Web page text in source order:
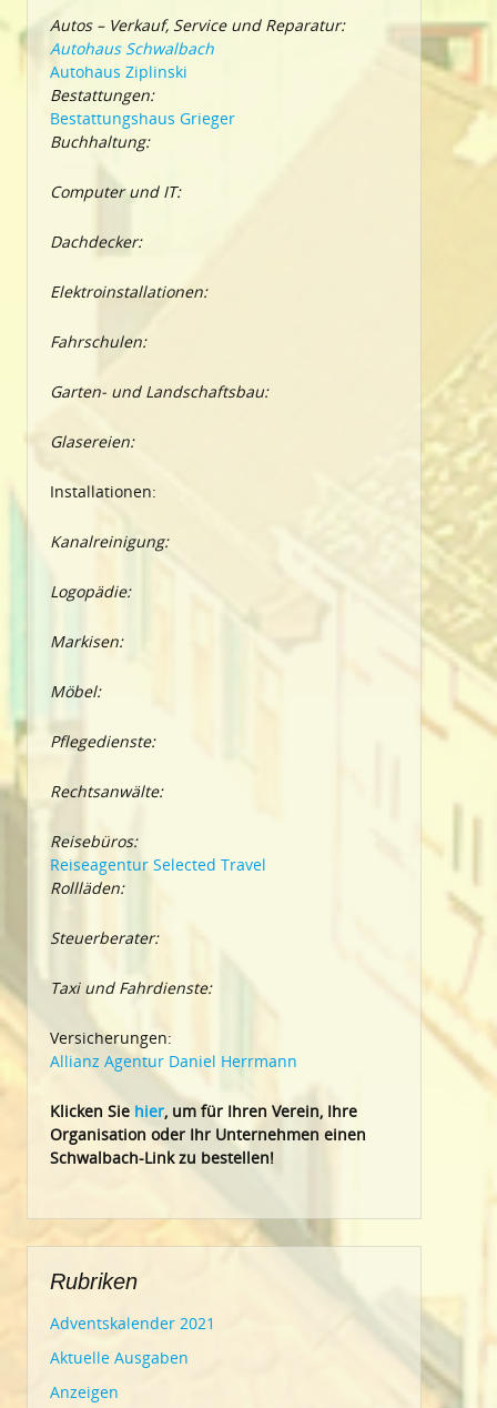
Autos – Verkauf, Service und Reparatur:
Autohaus Schwalbach
Autohaus Ziplinski
Bestattungen:
Bestattungshaus Grieger
Buchhaltung:
Computer und IT:
Dachdecker:
Elektroinstallationen:
Fahrschulen:
Garten- und Landschaftsbau:
Glasereien:
Installationen:
Kanalreinigung:
Logopädie:
Markisen:
Möbel:
Pflegedienste:
Rechtsanwälte:
Reisebüros:
Reiseagentur Selected Travel
Rollläden:
Steuerberater:
Taxi und Fahrdienste:
Versicherungen:
Allianz Agentur Daniel Herrmann
Klicken Sie hier, um für Ihren Verein, Ihre
Organisation oder Ihr Unternehmen einen
Schwalbach-Link zu bestellen!
Rubriken
Adventskalender 2021
Aktuelle Ausgaben
Anzeigen